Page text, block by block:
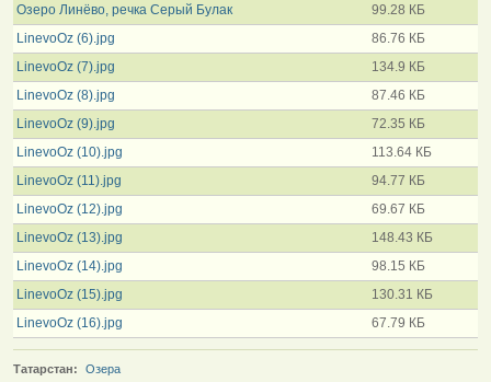
Озеро Линёво, речка Серый Булак
99.28 КБ
LinevoOz (6).jpg
86.76 КБ
LinevoOz (7).jpg
134.9 КБ
LinevoOz (8).jpg
87.46 КБ
LinevoOz (9).jpg
72.35 КБ
LinevoOz (10).jpg
113.64 КБ
LinevoOz (11).jpg
94.77 КБ
LinevoOz (12).jpg
69.67 КБ
LinevoOz (13).jpg
148.43 КБ
LinevoOz (14).jpg
98.15 КБ
LinevoOz (15).jpg
130.31 КБ
LinevoOz (16).jpg
67.79 КБ
Татарстан:
Озера